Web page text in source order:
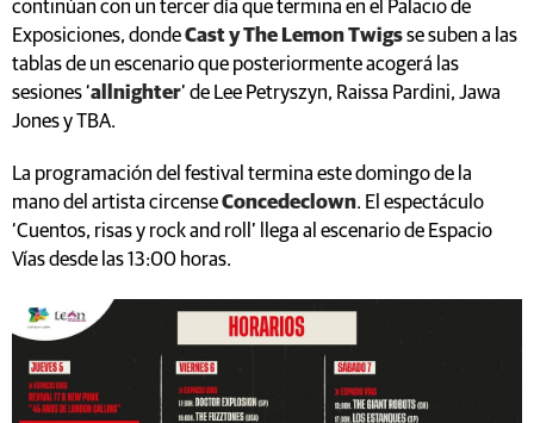
continúan con un tercer día que termina en el Palacio de
Exposiciones, dondeCast y The Lemon Twigsse suben a las
tablas de un escenario que posteriormente acogerá las
sesiones ‘allnighter’ de Lee Petryszyn, Raissa Pardini, Jawa
Jones y TBA.
La programación del festival termina este domingo de la
mano del artista circenseConcedeclown. El espectáculo
‘Cuentos, risas y rock and roll’ llega al escenario de Espacio
Vías desde las 13:00 horas.